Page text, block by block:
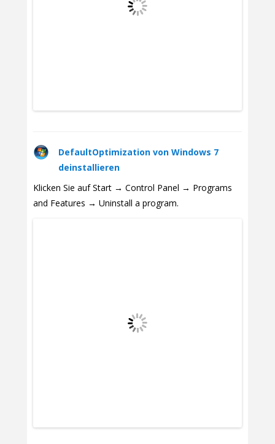
DefaultOptimization von Windows 7
deinstallieren
Klicken Sie auf Start → Control Panel → Programs
and Features → Uninstall a program.